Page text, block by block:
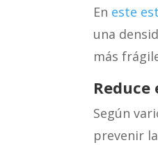
En este
una
más
Según
prevenir